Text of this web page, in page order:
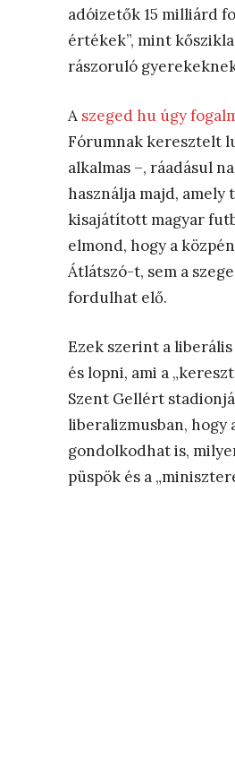
adóizetők 15 milliárd
értékek”, mint
rászoruló
A szeged hu úgy
Fórumnak keresztelt
alkalmas –, ráadásul
használja majd, amely
kisajátított magyar
elmond, hogy a
Átlátszó-t, sem a
fordulhat elő.
Ezek szerint a
és lopni, ami a
Szent Gellért
liberalizmusban, hogy
gondolkodhat is,
püspök és a